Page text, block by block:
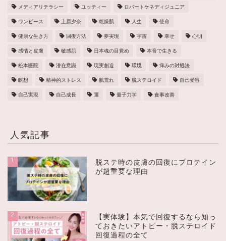
メディアリテラシー ユッティー ロバートケネディジュニア
ワンピース 上原夕奈 乾燥肌 人生 使命
健康な生き方 回復方法 夢実現 宇宙 幸せ 心明
感情と皮膚 敏感肌 日本魂の目覚め 本音で生きる
松本医院 潜在意識 現実創造 環境 痒みの対処法
瞑想 精神的ストレス 肌荒れ 脱ステロイド 自己受容
自己実現 自己成長 運 量子力学 食事改善
人気記事
1
脱ステ時の皮膚の回復にプロテイン
が超重要な理由
2
【実体験】本気で回復するなら知っ
ておきたいアトピー・脱ステロイド
回復過程の全て